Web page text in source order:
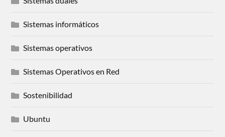
Sistemas informáticos
Sistemas operativos
Sistemas Operativos en Red
Sostenibilidad
Ubuntu